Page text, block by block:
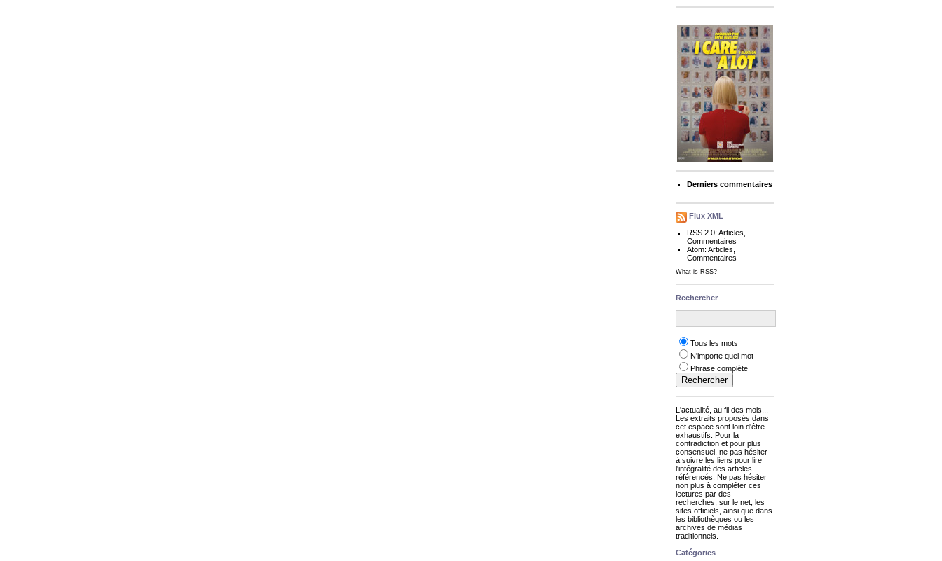
Derniers commentaires
Flux XML
RSS 2.0:Articles,
Commentaires
Atom:Articles,
Commentaires
What is RSS?
Rechercher
Tous les mots
N'importe quel mot
Phrase complète
L'actualité, au fil des mois...
Les extraits proposés dans
cet espace sont loin d'être
exhaustifs. Pour la
contradiction et pour plus
consensuel, ne pas hésiter
à suivre les liens pour lire
l'intégralité des articles
référencés. Ne pas hésiter
non plus à compléter ces
lectures par des
recherches, sur le net, les
sites officiels, ainsi que dans
les bibliothèques ou les
archives de médias
traditionnels.
Catégories